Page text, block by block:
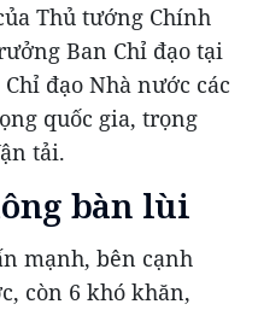
Thủ tướng Chính
Ban Chỉ đạo tại
đạo Nhà nước các
quốc gia, trọng
tải.
bàn lùi
mạnh, bên cạnh
còn 6 khó khăn,